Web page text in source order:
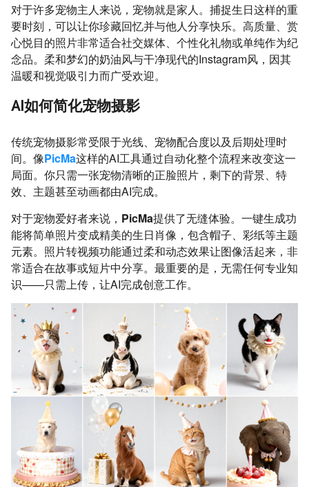
对于许多宠物主人来说，宠物就是家人。捕捉生日这样的重
要时刻，可以让你珍藏回忆并与他人分享快乐。高质量、赏
心悦目的照片非常适合社交媒体、个性化礼物或单纯作为纪
念品。柔和梦幻的奶油风与干净现代的Instagram风，因其
温暖和视觉吸引力而广受欢迎。
AI如何简化宠物摄影
传统宠物摄影常受限于光线、宠物配合度以及后期处理时
间。像PicMa这样的AI工具通过自动化整个流程来改变这一
局面。你只需一张宠物清晰的正脸照片，剩下的背景、特
效、主题甚至动画都由AI完成。
对于宠物爱好者来说， PicMa提供了无缝体验。一键生成功
能将简单照片变成精美的生日肖像，包含帽子、彩纸等主题
元素。照片转视频功能通过柔和动态效果让图像活起来，非
常适合在故事或短片中分享。最重要的是，无需任何专业知
识——只需上传，让AI完成创意工作。